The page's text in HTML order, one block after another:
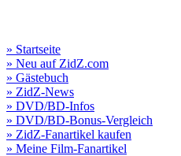
» Startseite
» Neu auf ZidZ.com
» Gästebuch
» ZidZ-News
» DVD/BD-Infos
» DVD/BD-Bonus-Vergleich
» ZidZ-Fanartikel kaufen
» Meine Film-Fanartikel